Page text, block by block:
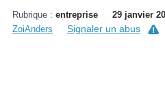
Rubrique : entreprise 29 janvier
ZoiAnders Signaler un abus